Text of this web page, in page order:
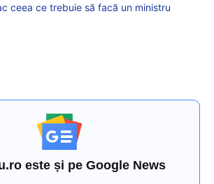
ceea ce trebuie să facă un ministru
este și pe Google News